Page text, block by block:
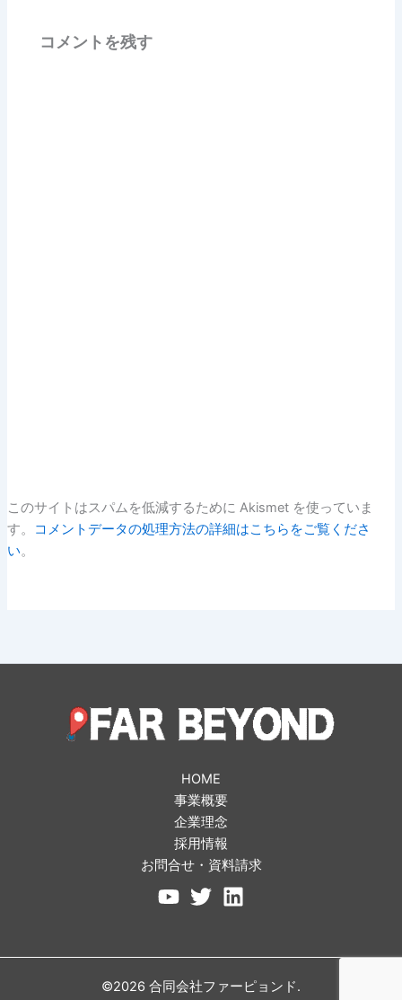
コメントを残す
このサイトはスパムを低減するために Akismet を使っていま
す。
コメントデータの処理方法の詳細はこちらをご覧くださ
い。
HOME
事業概要
企業理念
採用情報
お問合せ・資料請求
©2026 合同会社ファーピョンド.